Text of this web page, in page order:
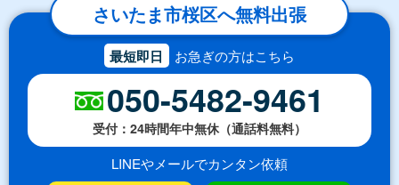
さいたま市桜区へ無料出張
最短即日 お急ぎの方はこちら
050-5482-9461
受付：24時間年中無休（通話料無料）
LINEやメールでカンタン依頼